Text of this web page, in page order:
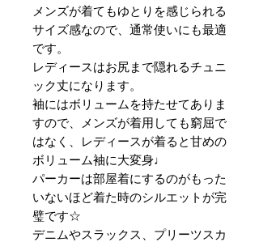
メンズが着てもゆとりを感じられる
サイズ感なので、通常使いにも最適
です。
レディースはお尻まで隠れるチュニ
ック丈になります。
袖にはボリュームを持たせてありま
すので、メンズが着用しても窮屈で
はなく、レディースが着ると甘めの
ボリューム袖に大変身♩
パーカーは部屋着にするのがもった
いないほど着た時のシルエットが完
璧です☆
デニムやスラックス、プリーツスカ